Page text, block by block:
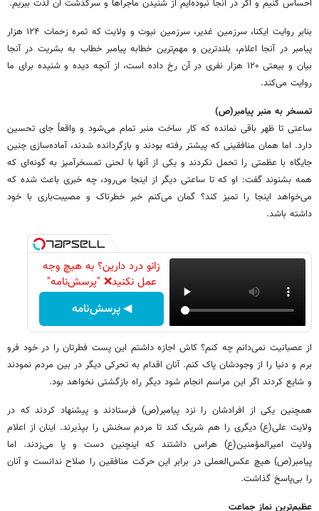
احساس کنیم و اگر در آنجا نبوده‌ایم از شنیدن ماجراها و سرگذشت آن لذت ببریم.
بنابر روایت ایکنا، سرزمین غدیر، سرزمین نبوت و ولایت که ثمره زحمات ۱۲۴ هزار
پیامبر در آنجا اعلام، بلندترین و مهم‌ترین خطابه پیامبر خطاب به بشریت در آنجا
بیان و بیعتی ۱۲۰ هزار نفری در آن رخ داده است، از آنچه دیده و شنیده برای ما
روایت می‌کند.
تمسخر به منبر پیامبر(ص)
ساعتی تا ظهر باقی نمانده که کار ساخت منبر تمام می‌شود و واقعاً جای تحسین
دارد. اما همان منافقینی که پیشتر رفته بودند و بازگردانده شدند، آماده‌سازی چنین
جایگاه با عظمتی را تحمل نکردند و یکی از آنها با لحنی تمسخرآمیز به گونه‌ای که
همه بشنوند گفت: او که تا ساعتی دیگر از اینجا می‌رود، چه خبری باعث شده که
می‌خواهد اینجا را تمیز کند؟ گمان می‌کنم خبر خطرناک و مصیبت‌باری با خود
داشته باشد.
زانو درد دارین؟ به هیچ وجه
عمل نکنید❌ "پرسش‌نامه"
◀ پرسش‌نامه
از عصبانیت نمی‌دانم چه کنم؟ کاش اجازه داشتم این پست فطرتان را در خود فرو
برم و دنیا را از وجودشان پاک کنم. آنان اقدام به تحرکی دیگر در بین مردم نمودند
و شایع کردند اگر این مراسم انجام شود دیگر راه بازگشتی نخواهد بود.
همچنین یکی از افرادشان را نزد پیامبر(ص) فرستادند و پیشنهاد کردند که در
ولایت علی(ع) دیگری را هم شریک کند تا مردم سخنش را بپذیرند. اینان از اعلام
ولایت امیرالمؤمنین(ع) هراس داشتند که اینچنین دست و پا می‌زدند. اما
پیامبر(ص) هیچ عکس‌العملی در برابر این حرکت منافقین را صلاح ندانست و آنان
را بی‌پاسخ گذاشت.
عظیم‌ترین نماز جماعت